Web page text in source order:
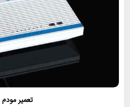
تعمیر مودم